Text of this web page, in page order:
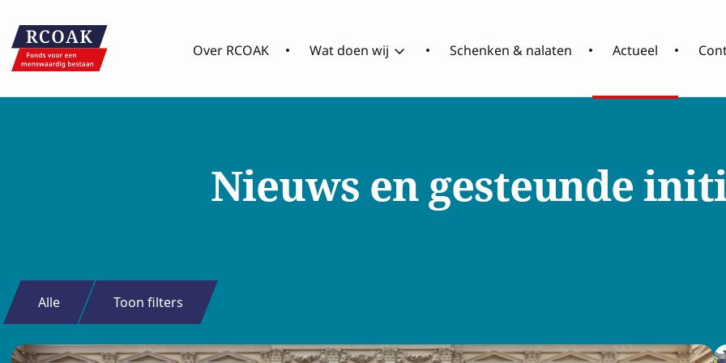
Over RCOAK Wat doen wij Schenken & nalaten Actueel
wij
Nieuws en gesteunde
Alle Toon filters